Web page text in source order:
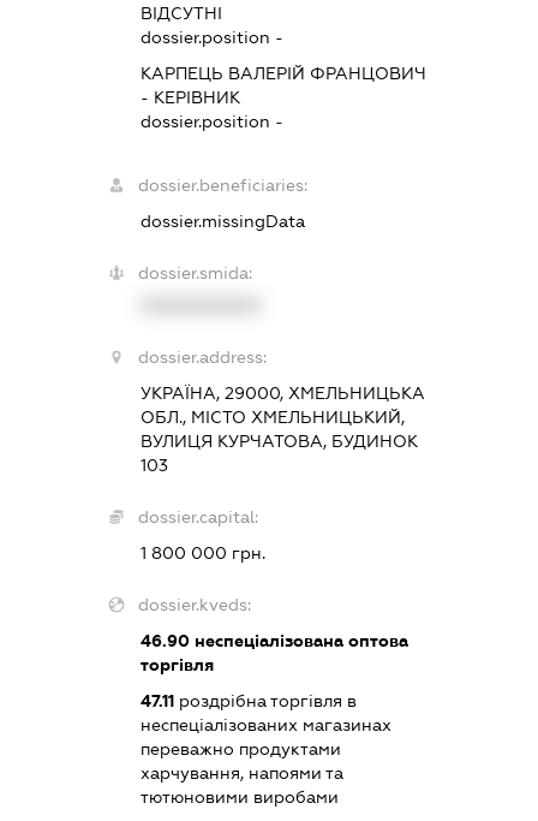
ВІДСУТНІ
dossier.position -
КАРПЕЦЬ ВАЛЕРІЙ ФРАНЦОВИЧ
- КЕРІВНИК
dossier.position -
dossier.beneficiaries:
dossier.missingData
dossier.smida:
dossier.address:
УКРАЇНА, 29000, ХМЕЛЬНИЦЬКА
ОБЛ., МІСТО ХМЕЛЬНИЦЬКИЙ,
ВУЛИЦЯ КУРЧАТОВА, БУДИНОК
103
dossier.capital:
1 800 000 грн.
dossier.kveds:
46.90 неспеціалізована оптова
торгівля
47.11 роздрібна торгівля в
неспеціалізованих магазинах
переважно продуктами
харчування, напоями та
тютюновими виробами